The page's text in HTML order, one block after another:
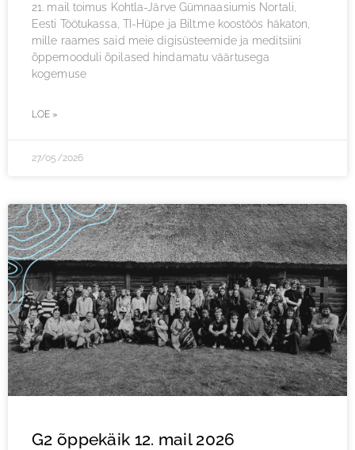
21. mail toimus Kohtla-Järve Gümnaasiumis Nortali,
Eesti Töötukassa, TI-Hüpe ja Bilt.me koostöös häkaton,
mille raames said meie digisüsteemide ja meditsiini
õppemooduli õpilased hindamatu väärtusega
kogemuse
LOE »
27/05/2026
G2 õppekäik 12. mail 2026